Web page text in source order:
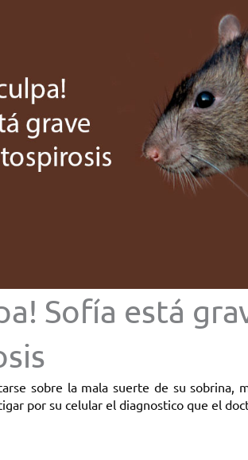
Sofía está
sobre la mala suerte de su sobrina,
por su celular el diagnostico que el